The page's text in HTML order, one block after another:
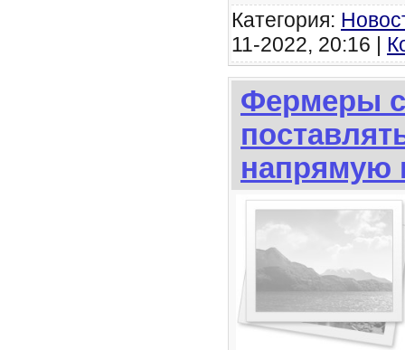
Категория:
11-2022, 20:16 |
Фермеры
напрямую